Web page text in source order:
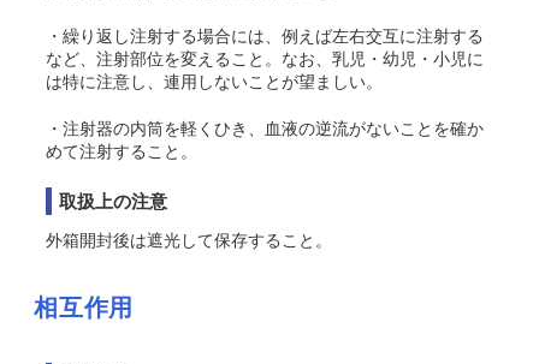
・繰り返し注射する場合には、例えば左右交互に注射する
など、注射部位を変えること。なお、乳児・幼児・小児に
は特に注意し、連用しないことが望ましい。
・注射器の内筒を軽くひき、血液の逆流がないことを確か
めて注射すること。
取扱上の注意
外箱開封後は遮光して保存すること。
相互作用